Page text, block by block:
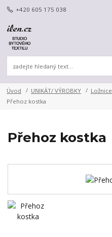
+420 605 175 038
Úvod UNIKÁT/ VÝROBKY Ložnice
Přehoz kostka
Přehoz kostka